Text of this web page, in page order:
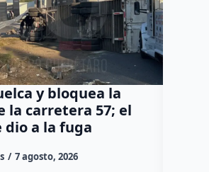
y bloquea la
la carretera 57; el
dio a la fuga
7 agosto, 2026